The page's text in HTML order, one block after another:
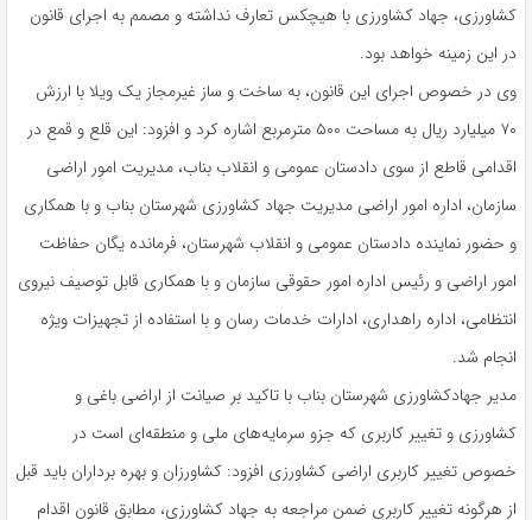
کشاورزی، جهاد کشاورزی با هیچکس تعارف نداشته و مصمم به اجرای قانون
در این زمینه خواهد بود.
وی در خصوص اجرای این قانون، به ساخت و ساز غیرمجاز یک ویلا با ارزش
۷۰ میلیارد ریال به مساحت ۵۰۰ مترمربع اشاره کرد و افزود: این قلع و قمع در
اقدامی قاطع از سوی دادستان عمومی و انقلاب بناب، مدیریت امور اراضی
سازمان، اداره امور اراضی مدیریت جهاد کشاورزی شهرستان بناب و با همکاری
و حضور نماینده دادستان عمومی و انقلاب شهرستان، فرمانده یگان حفاظت
امور اراضی و رئیس اداره امور حقوقی سازمان و با همکاری قابل توصیف نیروی
انتظامی، اداره راهداری، ادارات خدمات رسان و با استفاده از تجهیزات ویژه
انجام شد.
مدیر جهادکشاورزی شهرستان بناب با تاکید بر صیانت از اراضی باغی و
کشاورزی و تغییر کاربری که جزو سرمایه‌های ملی و منطقه‌ای است در
خصوص تغییر کاربری اراضی کشاورزی افزود: کشاورزان و بهره برداران باید قبل
از هرگونه تغییر کاربری ضمن مراجعه به جهاد کشاورزی، مطابق قانون اقدام